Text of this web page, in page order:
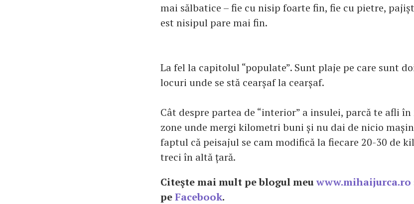
mai sălbatice – fie cu nisip foarte fin, fie cu pietre,
est nisipul pare mai fin.
La fel la capitolul “populate”. Sunt plaje pe care sunt
locuri unde se stă cearșaf la cearșaf.
Cât despre partea de “interior” a insulei, parcă te afli în
zone unde mergi kilometri buni și nu dai de nicio
faptul că peisajul se cam modifică la fiecare 20-30 de
treci în altă țară.
Citeşte mai mult pe blogul meuwww.mihaijurca.ro
peFacebook.